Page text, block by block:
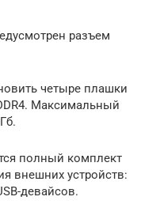
разъем
четыре плашки
Максимальный
полный комплект
внешних устройств:
девайсов.